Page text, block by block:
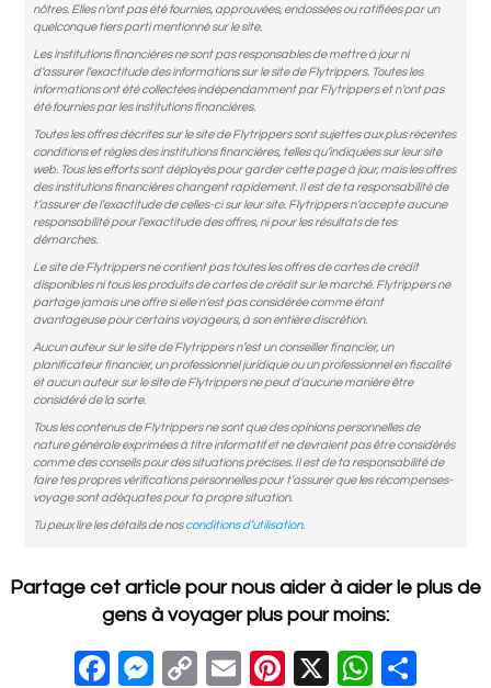
nôtres. Elles n’ont pas été fournies, approuvées, endossées ou ratifiées par un
quelconque tiers parti mentionné sur le site.
Les institutions financières ne sont pas responsables de mettre à jour ni
d’assurer l’exactitude des informations sur le site de Flytrippers. Toutes les
informations ont été collectées indépendamment par Flytrippers et n’ont pas
été fournies par les institutions financières.
Toutes les offres décrites sur le site de Flytrippers sont sujettes aux plus récentes
conditions et règles des institutions financières, telles qu’indiquées sur leur site
web. Tous les efforts sont déployés pour garder cette page à jour, mais les offres
des institutions financières changent rapidement. Il est de ta responsabilité de
t’assurer de l’exactitude de celles-ci sur leur site. Flytrippers n’accepte aucune
responsabilité pour l’exactitude des offres, ni pour les résultats de tes
démarches.
Le site de Flytrippers ne contient pas toutes les offres de cartes de crédit
disponibles ni tous les produits de cartes de crédit sur le marché. Flytrippers ne
partage jamais une offre si elle n’est pas considérée comme étant
avantageuse pour certains voyageurs, à son entière discrétion.
Aucun auteur sur le site de Flytrippers n’est un conseiller financier, un
planificateur financier, un professionnel juridique ou un professionnel en fiscalité
et aucun auteur sur le site de Flytrippers ne peut d’aucune manière être
considéré de la sorte.
Tous les contenus de Flytrippers ne sont que des opinions personnelles de
nature générale exprimées à titre informatif et ne devraient pas être considérés
comme des conseils pour des situations précises. Il est de ta responsabilité de
faire tes propres vérifications personnelles pour t’assurer que les récompenses-
voyage sont adéquates pour ta propre situation.
Tu peux lire les détails de nosconditions d’utilisation.
Partage cet article pour nous aider à aider le plus de
gens à voyager plus pour moins:
F
M
C
E
Pi
X
W